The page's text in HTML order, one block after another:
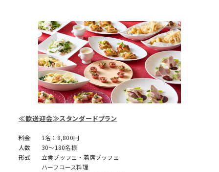
≪歓送迎会≫スタンダードプラン
料金
1名：8,800円
人数
30～180名様
形式
立食ブッフェ・着席ブッフェ
ハーフコース料理